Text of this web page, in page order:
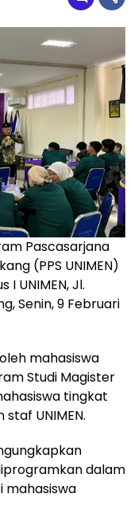
Pascasarjana
(PPS UNIMEN)
I UNIMEN, Jl.
Senin, 9 Februari
mahasiswa
Studi Magister
tingkat
UNIMEN.
dalam
mahasiswa